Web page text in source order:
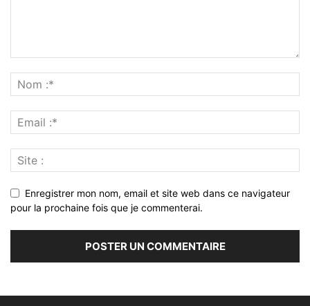
Enregistrer mon nom, email et site web dans ce navigateur
pour la prochaine fois que je commenterai.